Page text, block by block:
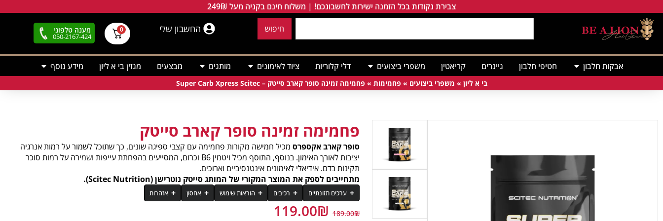
צבירת נקודות בכל הזמנה ישירות לחשבונכם! | משלוח חינם בקניה מעל 249₪
חיפוש החשבון שלי 0 מענה טלפוני
050-2167-424
אבקות חלבון חטיפי חלבון גיינרים קריאטין משפרי ביצועים דלי קלוריות ציוד לאימונים מותגים מבצעים מגזין בי א ליון מידע נוסף
בי א ליון » משפרי ביצועים » פחמימות » פחמימה זמינה סופר קארב סייטק – Super Carb Xpress Scitec
פחמימה זמינה סופר קארב סייטק
סופר קארב אקספרסמכיל חמישה מקורות פחמימה עם קצבי ספיגה שונים, כך שתוכל לשמור על רמות אנרגיה
יציבות לאורך האימון. בנוסף, התוסף מכיל ויטמין B6 וכרום, המסייעים בהפחתת עייפות ושמירה על רמות סוכר
תקינות בדם. אידיאלי לאימונים אינטנסיביים וארוכים.
מתחייבים לספק את המוצר המקורי של המותג סייטק נוטרישן (Scitec Nutrition).
ערכים תזונתיים רכיבים הוראות שימוש אחסון אזהרות
רכיב
רכיבים:
לערבב בשייקר מנת הגשה אחת (50 גרם) של אבקה עם 350 מ"ל של מים קרים עד להמסה מלאה.
יש לאחסן במקום קריר ויבש, להימנע מחשיפה של המוצר לשמש.
יש להרחיק מהישג ידם של ילדים. נשים בהריון, נשים מניקות, אנשים הנוטלים תרופות מרשם וילדים יש
189.00₪
119.00₪